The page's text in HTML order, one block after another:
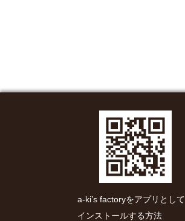
a-ki’s factoryをアプリとして
インストールする方法